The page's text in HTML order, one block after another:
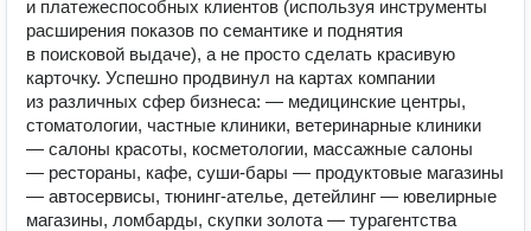
и платежеспособных клиентов (используя инструменты
расширения показов по семантике и поднятия
в поисковой выдаче), а не просто сделать красивую
карточку. Успешно продвинул на картах компании
из различных сфер бизнеса: — медицинские центры,
стоматологии, частные клиники, ветеринарные клиники
— салоны красоты, косметологии, массажные салоны
— рестораны, кафе, суши-бары — продуктовые магазины
— автосервисы, тюнинг-ателье, детейлинг — ювелирные
магазины, ломбарды, скупки золота — турагентства